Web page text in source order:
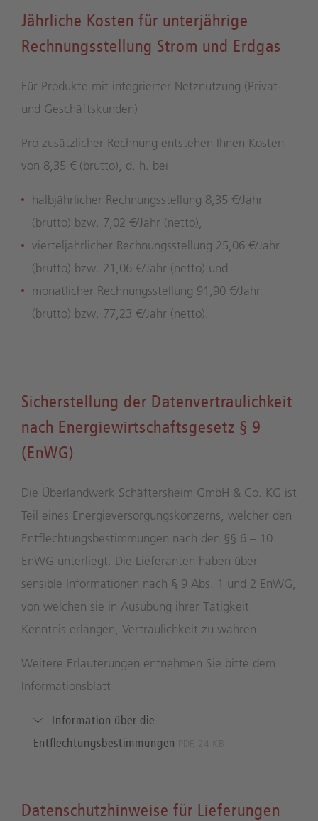
Jährliche Kosten für unterjährige
Rechnungsstellung Strom und Erdgas
Für Produkte mit integrierter Netznutzung (Privat-
und Geschäftskunden)
Pro zusätzlicher Rechnung entstehen Ihnen Kosten
von 8,35 € (brutto), d. h. bei
halbjährlicher Rechnungsstellung 8,35 €/Jahr
(brutto) bzw. 7,02 €/Jahr (netto),
vierteljährlicher Rechnungsstellung 25,06 €/Jahr
(brutto) bzw. 21,06 €/Jahr (netto) und
monatlicher Rechnungsstellung 91,90 €/Jahr
(brutto) bzw. 77,23 €/Jahr (netto).
Sicherstellung der Datenvertraulichkeit
nach Energiewirtschaftsgesetz § 9
(EnWG)
Die Überlandwerk Schäftersheim GmbH & Co. KG ist
Teil eines Energieversorgungskonzerns, welcher den
Entflechtungsbestimmungen nach den §§ 6 – 10
EnWG unterliegt. Die Lieferanten haben über
sensible Informationen nach § 9 Abs. 1 und 2 EnWG,
von welchen sie in Ausübung ihrer Tätigkeit
Kenntnis erlangen, Vertraulichkeit zu wahren.
Weitere Erläuterungen entnehmen Sie bitte dem
Informationsblatt
Information über die
Entflechtungsbestimmungen
Datenschutzhinweise für Lieferungen